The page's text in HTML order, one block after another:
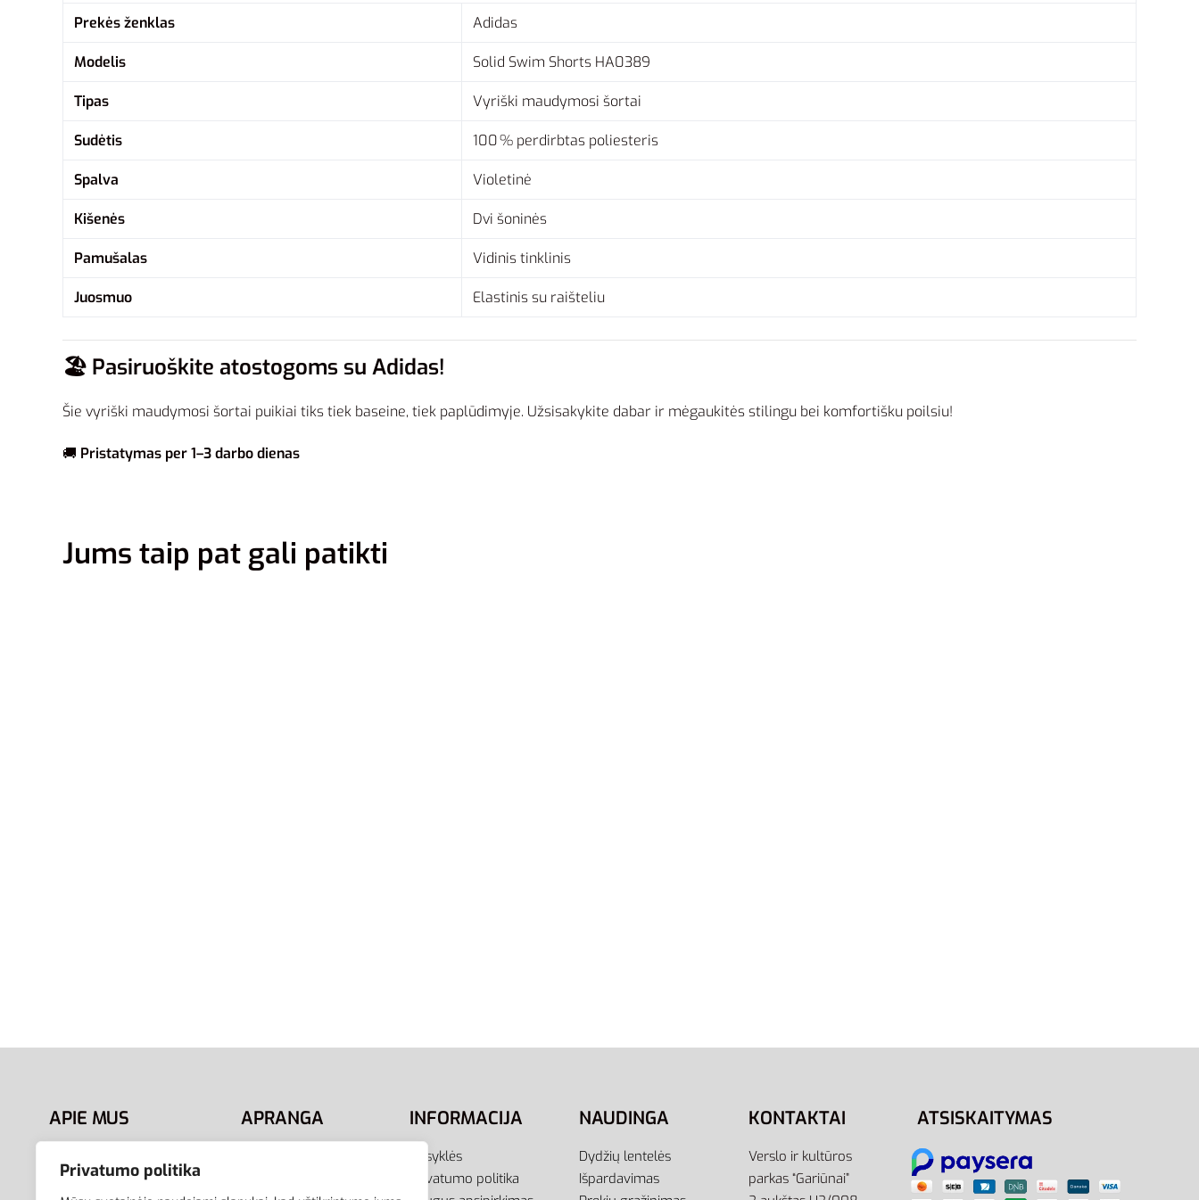
Privatumo politika
Prekės ženklas Adidas
Modelis Solid Swim Shorts HA0389
Tipas Vyriški maudymosi šortai
Sudėtis 100 % perdirbtas poliesteris
Spalva Violetinė
Kišenės Dvi šoninės
Pamušalas Vidinis tinklinis
Juosmuo Elastinis su raišteliu
🏖️ Pasiruoškite atostogoms su Adidas!
Šie vyriški maudymosi šortai puikiai tiks tiek baseine, tiek paplūdimyje. Užsisakykite dabar ir mėgaukitės stilingu bei komfortišku poilsiu!
🚚 Pristatymas per 1–3 darbo dienas
Jums taip pat gali patikti
Pasirinkti savybes
APIE MUS
aprangos ir aksesuarų
APRANGA INFORMACIJA
Taisyklės
Privatumo politika
NAUDINGA
Dydžių lentelės
Išpardavimas
KONTAKTAI
Verslo ir kultūros
parkas “Gariūnai”
ATSISKAITYMAS